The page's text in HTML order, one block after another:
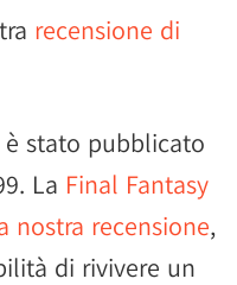
recensione di
è stato pubblicato
La Final Fantasy
nostra recensione,
di rivivere un